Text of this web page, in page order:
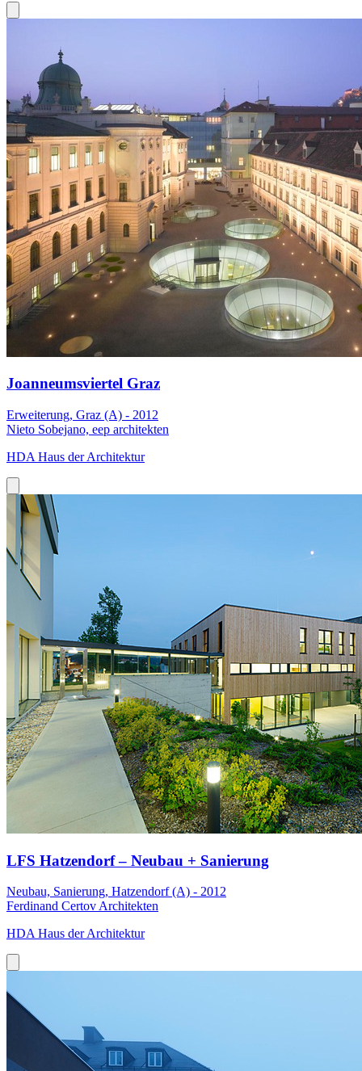
Joanneumsviertel Graz
Erweiterung, Graz (A) - 2012
Nieto Sobejano, eep architekten
HDA Haus der Architektur
LFS Hatzendorf – Neubau + Sanierung
Neubau, Sanierung, Hatzendorf (A) - 2012
Ferdinand Certov Architekten
HDA Haus der Architektur